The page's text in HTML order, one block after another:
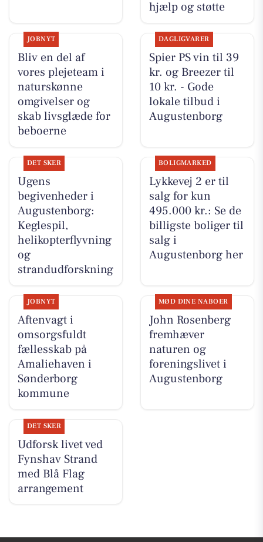
hjælp og støtte
JOBNYT
Bliv en del af
vores plejeteam i
naturskønne
omgivelser og
skab livsglæde for
beboerne
DAGLIGVARER
Spier PS vin til 39
kr. og Breezer til
10 kr. - Gode
lokale tilbud i
Augustenborg
DET SKER
Ugens
begivenheder i
Augustenborg:
Keglespil,
helikopterflyvning
og
strandudforskning
BOLIGMARKED
Lykkevej 2 er til
salg for kun
495.000 kr.: Se de
billigste boliger til
salg i
Augustenborg her
JOBNYT
Aftenvagt i
omsorgsfuldt
fællesskab på
Amaliehaven i
Sønderborg
kommune
MØD DINE NABOER
John Rosenberg
fremhæver
naturen og
foreningslivet i
Augustenborg
DET SKER
Udforsk livet ved
Fynshav Strand
med Blå Flag
arrangement